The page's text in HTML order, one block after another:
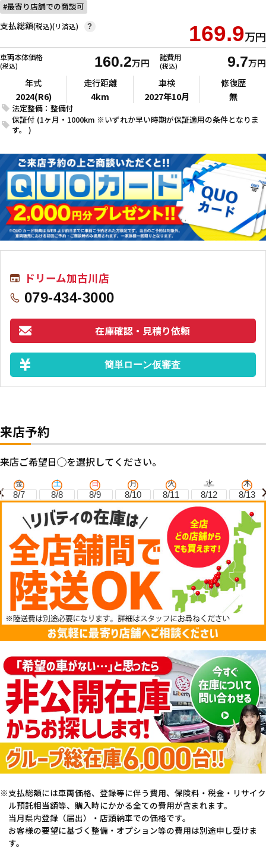
最寄り店舗での商談可
支払総額(税込)(リ済込) 169.9万円
?
車両本体価格
(税込) 160.2万円 諸費用
(税込) 9.7万円
法定整備：整備付
保証付 (1ヶ月・1000km ※いずれか早い時期が保証適用の条件となりま
す。 )
年式
2024(R6)
走行距離
4km
車検
2027年10月
修復歴
無
ドリーム加古川店
079-434-3000
在庫確認・見積り依頼
簡単ローン仮審査
来店予約
来店ご希望日◯を選択してください。
金
8/7
土
8/8
日
8/9
月
8/10
火
8/11
水
8/12
木
8/13
支払総額には車両価格、登録等に伴う費用、保険料・税金・リサイク
ル預託相当額等、購入時にかかる全ての費用が含まれます。
当月県内登録（届出）・店頭納車での価格です。
お客様の要望に基づく整備・オプション等の費用は別途申し受けま
す。